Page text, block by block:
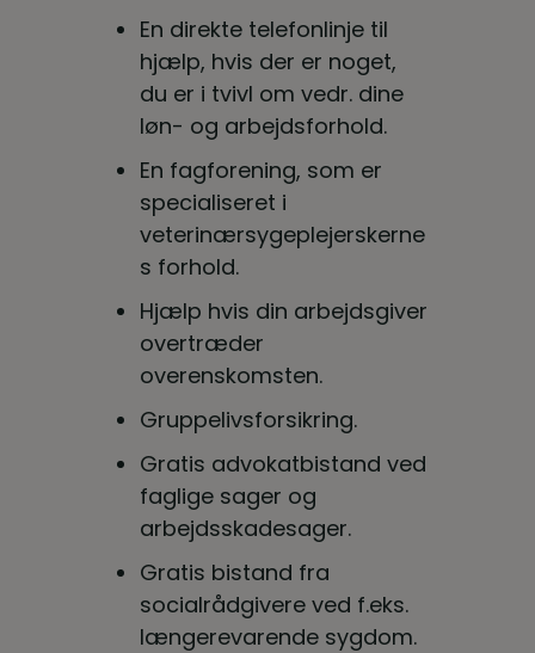
En direkte telefonlinje til
hjælp, hvis der er noget,
du er i tvivl om vedr. dine
løn- og arbejdsforhold.
En fagforening, som er
specialiseret i
veterinærsygeplejerskerne
s forhold.
Hjælp hvis din arbejdsgiver
overtræder
overenskomsten.
Gruppelivsforsikring.
Gratis advokatbistand ved
faglige sager og
arbejdsskadesager.
Gratis bistand fra
socialrådgivere ved f.eks.
længerevarende sygdom.